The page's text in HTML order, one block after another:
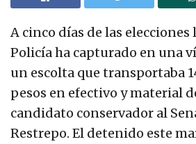
A cinco días de las
Policía ha capturado en una
un escolta que transportaba
pesos en efectivo y material
candidato conservador al
Restrepo. El detenido este